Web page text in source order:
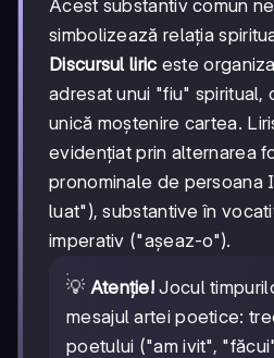
Acest substantiv comun
simbolizează relația
Discursul liric este
adresat unui "fiu" spiritual,
unică moștenire cartea.
evidențiat prin alternarea
pronominale de persoana
luat"), substantive în
imperativ ("așeaz-o").
💡 Atenție! Jocul
mesajul artei poetice:
poetului ("am ivit",